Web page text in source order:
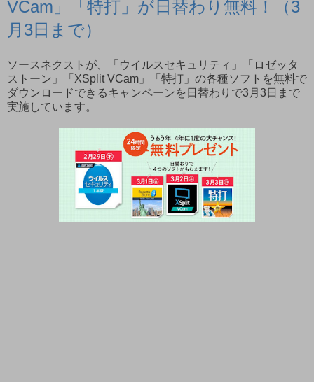
VCam」「特打」が日替わり無料！（3
月3日まで）
ソースネクストが、「ウイルスセキュリティ」「ロゼッタ
ストーン」「XSplit VCam」「特打」の各種ソフトを無料で
ダウンロードできるキャンペーンを日替わりで3月3日まで
実施しています。